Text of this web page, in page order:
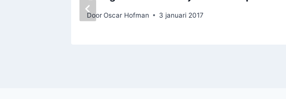
DoorOscar Hofman 3 januari 2017